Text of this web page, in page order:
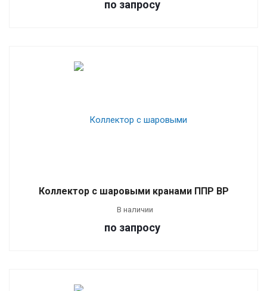
по запросу
Коллектор с шаровыми кранами ППР ВР
В наличии
по запросу